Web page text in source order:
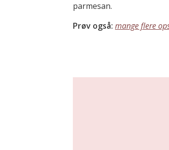
parmesan.
Prøv også: mange flere